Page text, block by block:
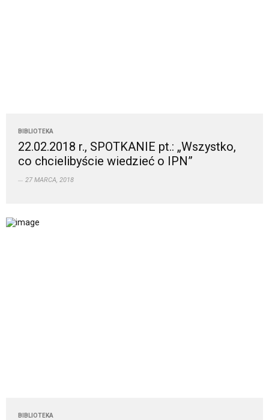
BIBLIOTEKA
22.02.2018 r., SPOTKANIE pt.: „Wszystko,
co chcielibyście wiedzieć o IPN”
27 MARCA, 2018
BIBLIOTEKA